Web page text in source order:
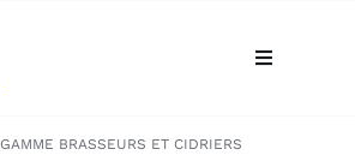
Toggle
GAMME BRASSEURS ET CIDRIERS